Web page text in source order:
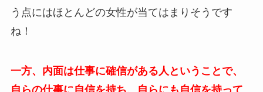
う点にはほとんどの女性が当てはまりそうです
ね！
一方、内面は仕事に確信がある人ということで、
自らの仕事に自信を持ち、自らにも自信を持って